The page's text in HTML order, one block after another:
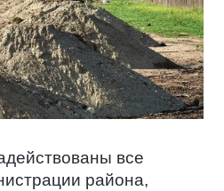
все
района,